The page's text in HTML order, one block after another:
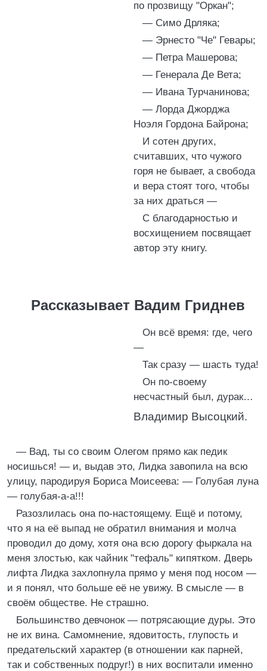
по прозвищу "Оркан";
— Симо Дрляка;
— Эрнесто "Че" Гевары;
— Петра Машерова;
— Генерала Де Вета;
— Ивана Турчанинова;
— Лорда Джорджа
Ноэля Гордона Байрона;
И сотен других,
считавших, что чужого
горя не бывает, а свобода
и вера стоят того, чтобы
за них драться —
С благодарностью и
восхищением посвящает
автор эту книгу.
Рассказывает Вадим Гриднев
Он всё время: где, чего
—
Так сразу — шасть туда!
Он по-своему
несчастный был, дурак…
Владимир Высоцкий.
— Вад, ты со своим Олегом прямо как педик
носишься! — и, выдав это, Лидка завопила на всю
улицу, пародируя Бориса Моисеева: — Голубая луна
— голубая-а-а!!!
Разозлилась она по-настоящему. Ещё и потому,
что я на её выпад не обратил внимания и молча
проводил до дому, хотя она всю дорогу фыркала на
меня злостью, как чайник "тефаль" кипятком. Дверь
лифта Лидка захлопнула прямо у меня под носом —
и я понял, что больше её не увижу. В смысле — в
своём обществе. Не страшно.
Большинство девчонок — потрясающие дуры. Это
не их вина. Самомнение, ядовитость, глупость и
предательский характер (в отношении как парней,
так и собственных подруг!) в них воспитали именно